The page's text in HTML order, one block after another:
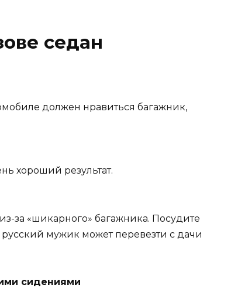
седан
должен нравиться багажник,
хороший результат.
за «шикарного» багажника. Посудите
мужик может перевезти с дачи
сидениями